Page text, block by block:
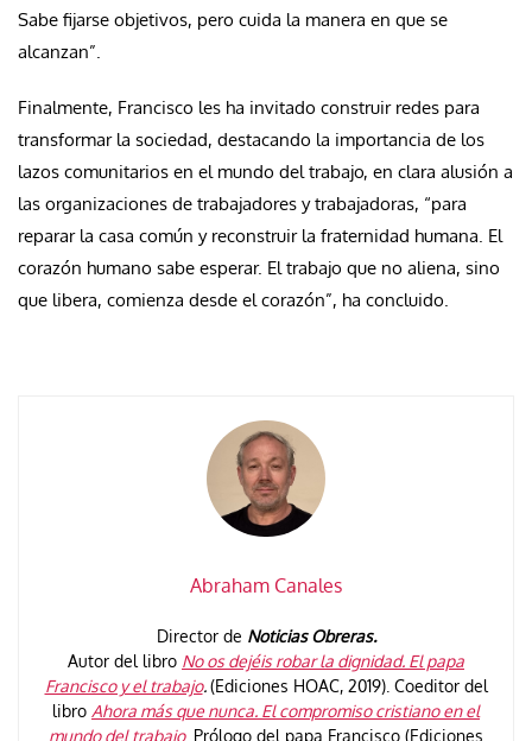
Sabe fijarse objetivos, pero cuida la manera en que se
alcanzan”.
Finalmente, Francisco les ha invitado construir redes para
transformar la sociedad, destacando la importancia de los
lazos comunitarios en el mundo del trabajo, en clara alusión a
las organizaciones de trabajadores y trabajadoras, “para
reparar la casa común y reconstruir la fraternidad humana. El
corazón humano sabe esperar. El trabajo que no aliena, sino
que libera, comienza desde el corazón”, ha concluido.
Abraham Canales
Director de Noticias Obreras.
Autor del libro No os dejéis robar la dignidad. El papa
Francisco y el trabajo.(Ediciones HOAC, 2019). Coeditor del
libro Ahora más que nunca. El compromiso cristiano en el
mundo del trabajo. Prólogo del papa Francisco (Ediciones